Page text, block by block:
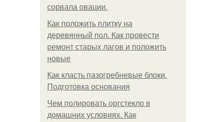
сорвала овации.
Как положить плитку на
деревянный пол. Как провести
ремонт старых лагов и положить
новые
Как класть пазогребневые блоки.
Подготовка основания
Чем полировать оргстекло в
домашних условиях. Как